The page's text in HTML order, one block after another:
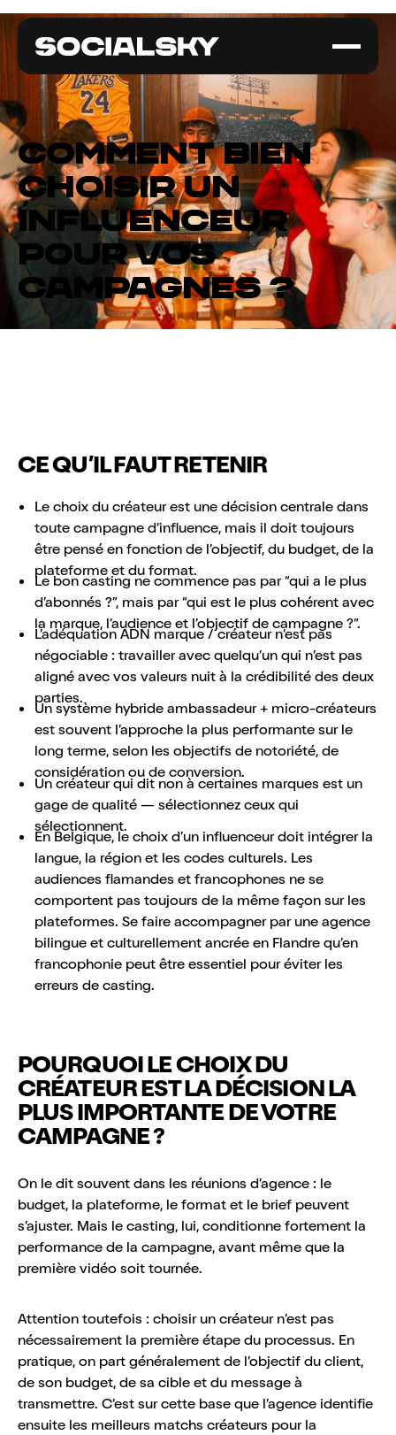
Comment bien
choisir un
influenceur
pour vos
campagnes ?
CE QU’IL FAUT RETENIR
Le choix du créateur est une décision centrale dans
toute campagne d’influence, mais il doit toujours
être pensé en fonction de l’objectif, du budget, de la
plateforme et du format.
Le bon casting ne commence pas par “qui a le plus
d’abonnés ?”, mais par “qui est le plus cohérent avec
la marque, l’audience et l’objectif de campagne ?”.
L’adéquation ADN marque / créateur n’est pas
négociable : travailler avec quelqu’un qui n’est pas
aligné avec vos valeurs nuit à la crédibilité des deux
parties.
Un système hybride ambassadeur + micro-créateurs
est souvent l’approche la plus performante sur le
long terme, selon les objectifs de notoriété, de
considération ou de conversion.
Un créateur qui dit non à certaines marques est un
gage de qualité — sélectionnez ceux qui
sélectionnent.
En Belgique, le choix d’un influenceur doit intégrer la
langue, la région et les codes culturels. Les
audiences flamandes et francophones ne se
comportent pas toujours de la même façon sur les
plateformes. Se faire accompagner par une agence
bilingue et culturellement ancrée en Flandre qu’en
francophonie peut être essentiel pour éviter les
erreurs de casting.
POURQUOI LE CHOIX DU
CRÉATEUR EST LA DÉCISION LA
PLUS IMPORTANTE DE VOTRE
CAMPAGNE ?
On le dit souvent dans les réunions d’agence : le
budget, la plateforme, le format et le brief peuvent
s’ajuster. Mais le casting, lui, conditionne fortement la
performance de la campagne, avant même que la
première vidéo soit tournée.
Attention toutefois : choisir un créateur n’est pas
nécessairement la première étape du processus. En
pratique, on part généralement de l’objectif du client,
de son budget, de sa cible et du message à
transmettre. C’est sur cette base que l’agence identifie
ensuite les meilleurs matchs créateurs pour la